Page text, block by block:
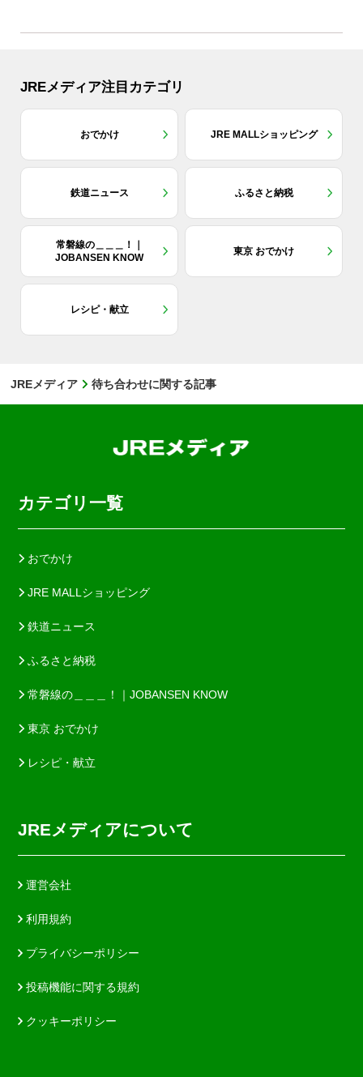
JREメディア注目カテゴリ
おでかけ JRE MALLショッピング
鉄道ニュース ふるさと納税
常磐線の＿＿＿！｜
JOBANSEN KNOW
東京 おでかけ
レシピ・献立
JREメディア 待ち合わせに関する記事
カテゴリ一覧
おでかけ
JRE MALLショッピング
鉄道ニュース
ふるさと納税
常磐線の＿＿＿！｜JOBANSEN KNOW
東京 おでかけ
レシピ・献立
JREメディアについて
運営会社
利用規約
プライバシーポリシー
投稿機能に関する規約
クッキーポリシー